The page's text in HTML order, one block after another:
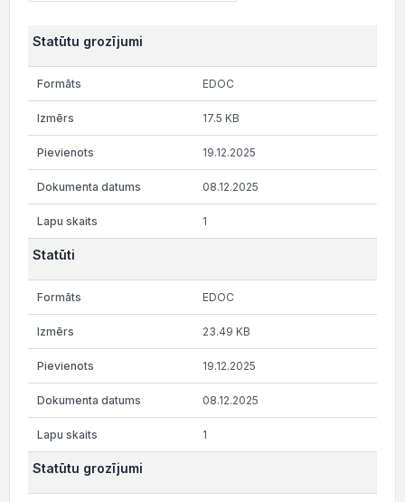
Statūtu grozījumi
EDOC
17.5 KB
19.12.2025
08.12.2025
1
Statūti
EDOC
23.49 KB
19.12.2025
08.12.2025
1
Statūtu grozījumi